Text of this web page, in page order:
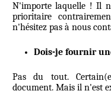
N'importe laquelle ! Il
prioritaire
n'hésitez pas à nous
Dois-je fournir
Pas du tout.
document. Mais il n'est